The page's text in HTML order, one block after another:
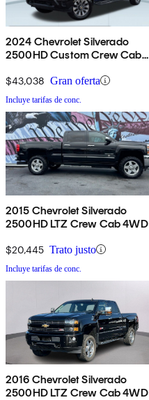
2024 Chevrolet Silverado
2500HD Custom Crew Cab
$43,038 Gran oferta
Incluye tarifas de conc.
2015 Chevrolet Silverado
2500HD LTZ Crew Cab 4WD
$20,445 Trato justo
Incluye tarifas de conc.
2016 Chevrolet Silverado
2500HD LTZ Crew Cab 4WD